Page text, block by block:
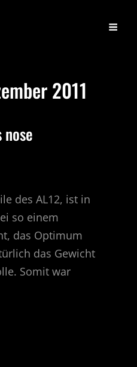
2011
des AL12, ist in
so einem
das Optimum
das Gewicht
Somit war